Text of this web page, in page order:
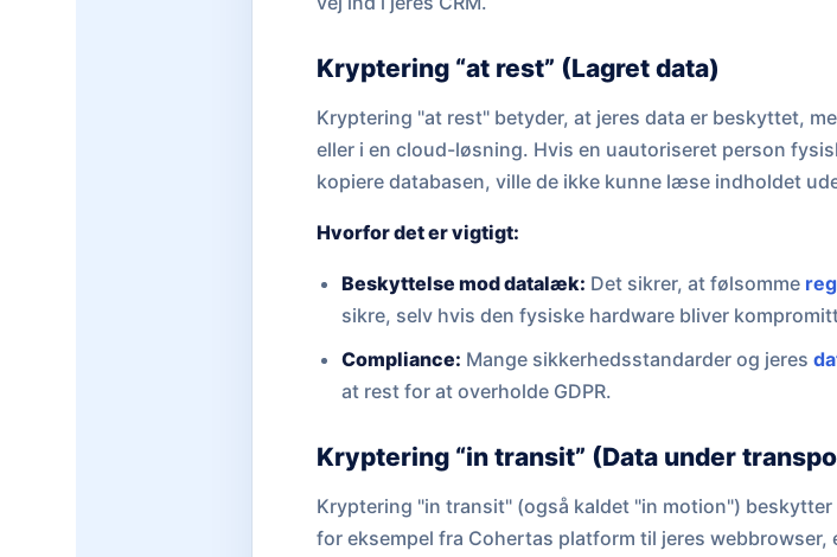
Kryptering “at rest” (Lagret data)
Kryptering "at rest" betyder, at jeres data er beskyttet,
eller i en cloud-løsning. Hvis en uautoriseret person
kopiere databasen, ville de ikke kunne læse indholdet
Hvorfor det er vigtigt:
Beskyttelse mod datalæk: Det sikrer, at følsomme
sikre, selv hvis den fysiske hardware bliver
Compliance: Mange sikkerhedsstandarder og jeres
at rest for at overholde GDPR.
Kryptering “in transit” (Data under
Kryptering "in transit" (også kaldet "in motion")
for eksempel fra Cohertas platform til jeres webbrowser,